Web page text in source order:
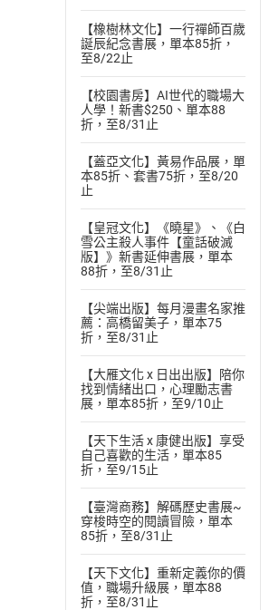
【橡樹林文化】一行禪師百歲
誕辰紀念書展，單本85折，
至8/22止
【校園書房】AI世代的職場大
人學！新書$250、單本88
折，至8/31止
【蓋亞文化】黃易作品展，單
本85折、套書75折，至8/20
止
【皇冠文化】《曉星》、《白
雪公主殺人事件【童話破滅
版】》新書延伸書展，單本
88折，至8/31止
【尖端出版】每月漫畫名家推
薦：高橋留美子，單本75
折，至8/31止
【大雁文化 x 日出出版】陪你
找到情緒出口，心理勵志書
展，單本85折，至9/10止
【天下生活 x 康健出版】享受
自己喜歡的生活，單本85
折，至9/15止
【臺灣商務】解碼歷史書展~
穿梭時空的閱讀冒險，單本
85折，至8/31止
【天下文化】重新定義你的價
值，職場升級展，單本88
折，至8/31止